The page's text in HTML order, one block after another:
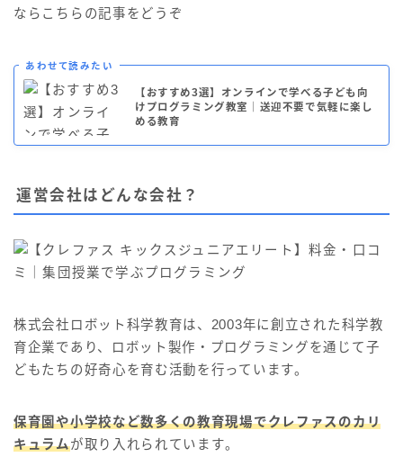
ならこちらの記事をどうぞ
あわせて読みたい
【おすすめ3選】オンラインで学べる子ども向
けプログラミング教室｜送迎不要で気軽に楽し
める教育
運営会社はどんな会社？
株式会社ロボット科学教育は、2003年に創立された科学教
育企業であり、ロボット製作・プログラミングを通じて子
どもたちの好奇心を育む活動を行っています。
保育園や小学校など数多くの教育現場でクレファスのカリ
キュラムが取り入れられています。